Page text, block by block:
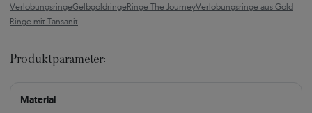
VerlobungsringeGelbgoldringeRinge The JourneyVerlobungsringe aus Gold
Ringe mit Tansanit
Produktparameter:
Material